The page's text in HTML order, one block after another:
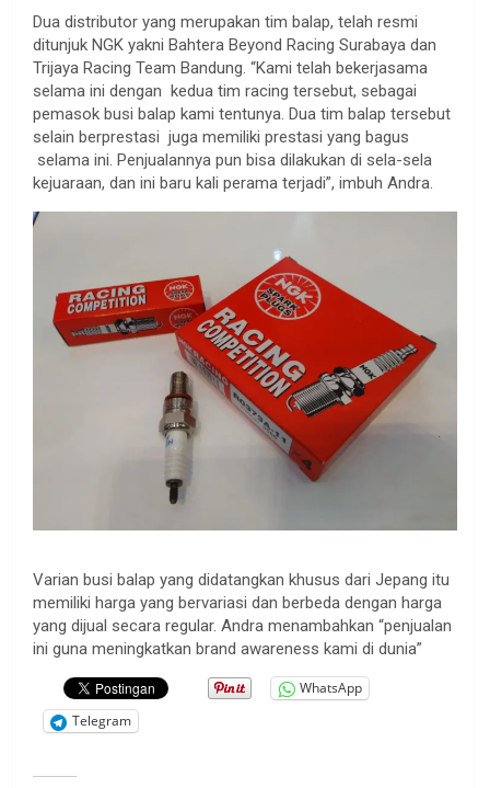
Dua distributor yang merupakan tim balap, telah resmi
ditunjuk NGK yakni Bahtera Beyond Racing Surabaya dan
Trijaya Racing Team Bandung. “Kami telah bekerjasama
selama ini dengan kedua tim racing tersebut, sebagai
pemasok busi balap kami tentunya. Dua tim balap tersebut
selain berprestasi juga memiliki prestasi yang bagus
selama ini. Penjualannya pun bisa dilakukan di sela-sela
kejuaraan, dan ini baru kali perama terjadi”, imbuh Andra.
Varian busi balap yang didatangkan khusus dari Jepang itu
memiliki harga yang bervariasi dan berbeda dengan harga
yang dijual secara regular. Andra menambahkan “penjualan
ini guna meningkatkan brand awareness kami di dunia”
WhatsApp
Telegram